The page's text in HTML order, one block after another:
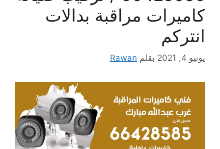
كاميرات مراقبة بدالات
انتركم
يونيو 4, 2021 بقلم Rawan